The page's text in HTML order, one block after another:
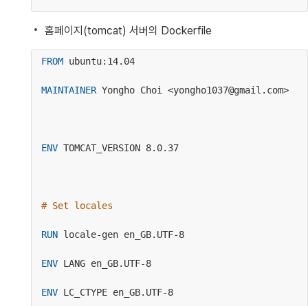
홈페이지(tomcat) 서버의 Dockerfile
FROM ubuntu:14.04
MAINTAINER Yongho Choi <yongho1037@gmail.com>
ENV TOMCAT_VERSION 8.0.37
# Set locales
RUN locale-gen en_GB.UTF-8
ENV LANG en_GB.UTF-8
ENV LC_CTYPE en_GB.UTF-8